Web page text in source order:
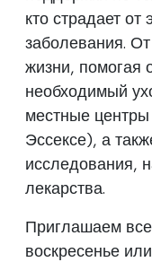
кто страдает от
заболевания.
жизни, помогая
необходимый
местные
Эссексе), а
исследования,
лекарства.
Приглашаем
воскресенье